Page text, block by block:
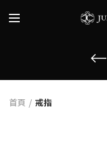
首頁 戒指